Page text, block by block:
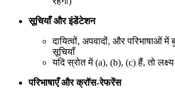
सूचियाँ और इंडेंटेशन
दायित्वों, अपवादों, और परिभाषाओं
सूचियाँ
यदि स्रोत में (a), (b), (c) हैं, तो लक्ष्य
परिभाषाएँ और क्रॉस-रेफरेंस